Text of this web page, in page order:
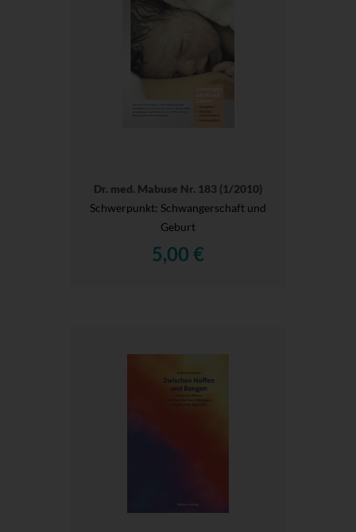
Dr. med. Mabuse Nr. 183 (1/2010)
Schwerpunkt: Schwangerschaft und
Geburt
5,00 €